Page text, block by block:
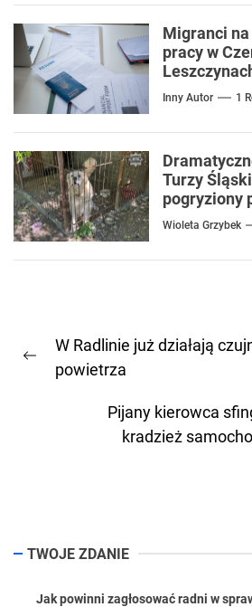
Migranci
pracy w
Inny Autor 1
Turzy
pogryziony
Wioleta Grzybek
wpisu
Previous
W Radlinie już działają
powietrza
Pijany kierowca
kradzież
TWOJE ZDANIE
Jak powinni zagłosować radni w